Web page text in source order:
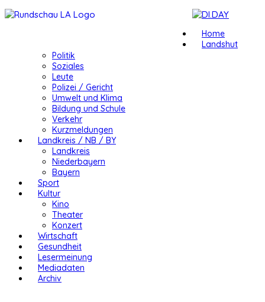
Home
Landshut
Politik
Soziales
Leute
Polizei / Gericht
Umwelt und Klima
Bildung und Schule
Verkehr
Kurzmeldungen
Landkreis / NB / BY
Landkreis
Niederbayern
Bayern
Sport
Kultur
Kino
Theater
Konzert
Wirtschaft
Gesundheit
Lesermeinung
Mediadaten
Archiv